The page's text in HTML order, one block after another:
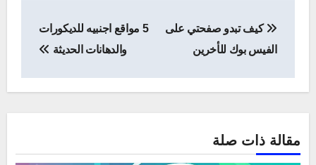
المقالات
كيف تبدو صفحتي على
الفيس بوك للأخرين
5 مواقع اجنبيه للديكورات
والدهانات الحديثة
مقالة ذات صلة